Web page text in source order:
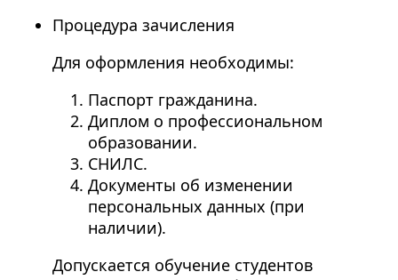
Процедура зачисления
Для оформления необходимы:
Паспорт гражданина.
Диплом о профессиональном
образовании.
СНИЛС.
Документы об изменении
персональных данных (при
наличии).
Допускается обучение студентов